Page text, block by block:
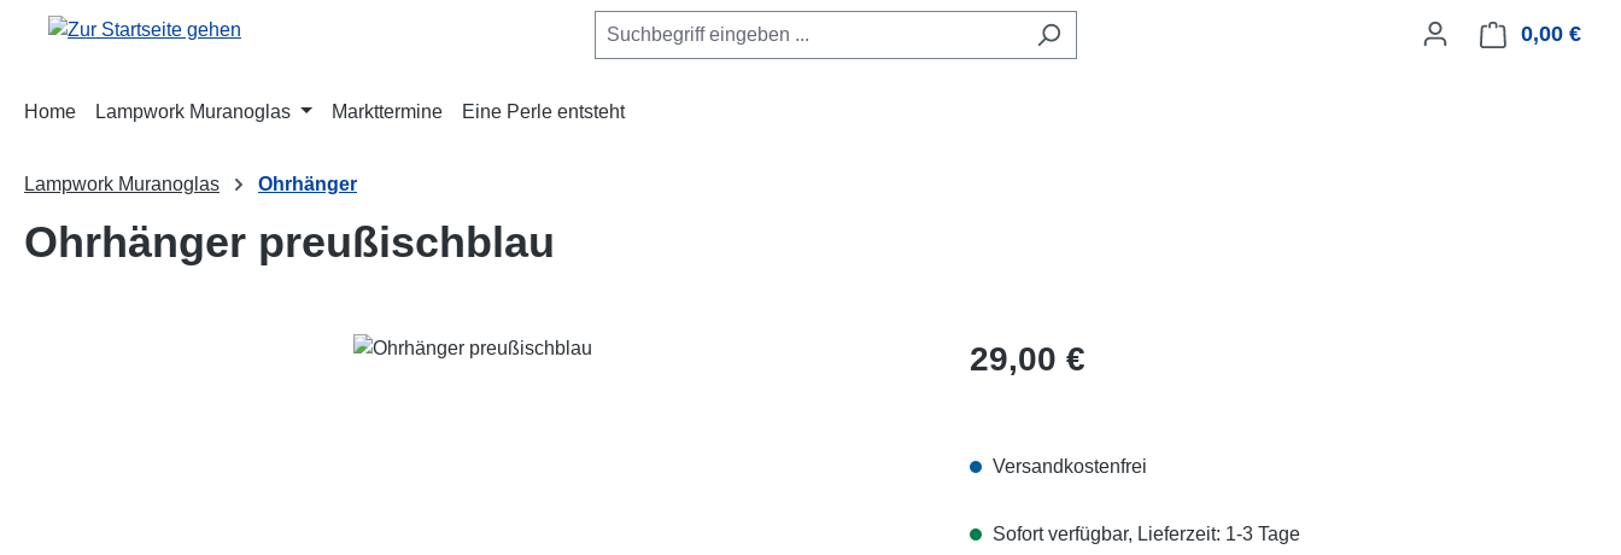
Hauptinhalt springen
Zur Suche springen
Zur Hauptnavigation springen 0,00 €
Home Lampwork Muranoglas Markttermine Eine Perle entsteht
Lampwork Muranoglas Ohrhänger
Ohrhänger preußischblau
Regulärer Preis:
29,00 €
Versandkostenfrei
Sofort verfügbar, Lieferzeit: 1-3 Tage